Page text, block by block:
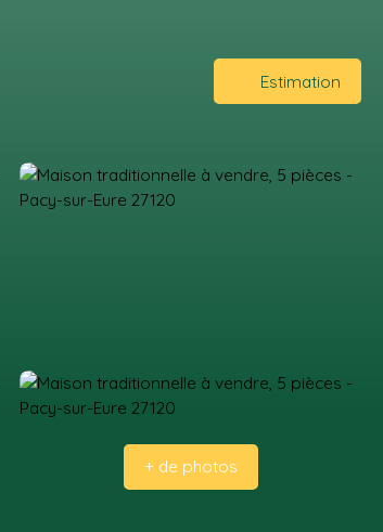
Estimation
+ de photos